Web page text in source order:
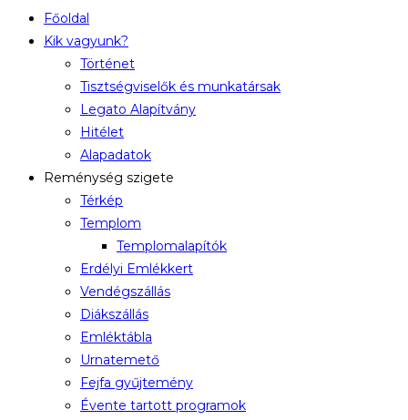
Főoldal
Kik vagyunk?
Történet
Tisztségviselők és munkatársak
Legato Alapítvány
Hitélet
Alapadatok
Reménység szigete
Térkép
Templom
Templomalapítók
Erdélyi Emlékkert
Vendégszállás
Diákszállás
Emléktábla
Urnatemető
Fejfa gyűjtemény
Évente tartott programok